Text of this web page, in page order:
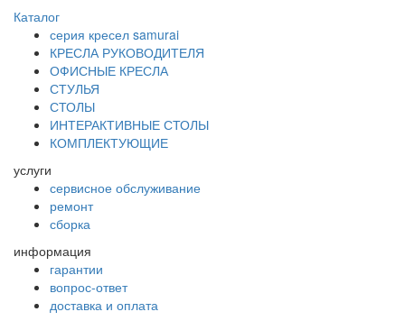
Каталог
серия кресел samurai
КРЕСЛА РУКОВОДИТЕЛЯ
ОФИСНЫЕ КРЕСЛА
СТУЛЬЯ
СТОЛЫ
ИНТЕРАКТИВНЫЕ СТОЛЫ
КОМПЛЕКТУЮЩИЕ
услуги
сервисное обслуживание
ремонт
сборка
информация
гарантии
вопрос-ответ
доставка и оплата